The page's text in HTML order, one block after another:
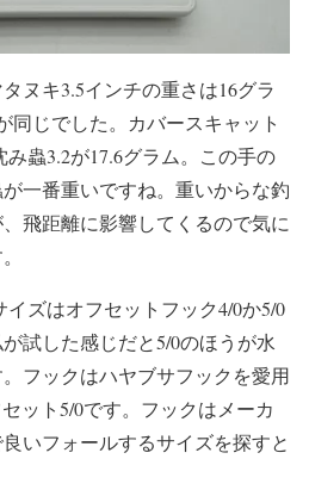
ヌキ3.5インチの重さは16グラ
同じでした。カバースキャット
蟲3.2が17.6グラム。この手の
一番重いですね。重いからな釣
飛距離に影響してくるので気に
ズはオフセットフック4/0か5/0
試した感じだと5/0のほうが水
フックはハヤブサフックを愛用
ット5/0です。フックはメーカ
いフォールするサイズを探すと